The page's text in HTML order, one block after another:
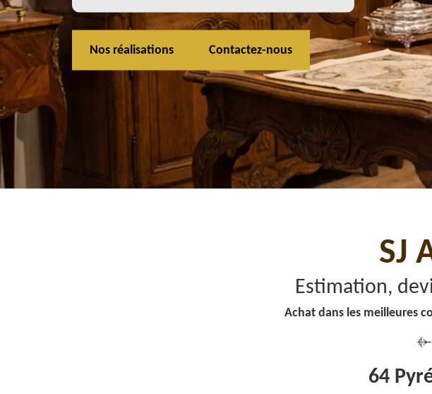
Nos réalisations Contactez-nous
SJ
Estimation,
Achat dans les meilleures
64